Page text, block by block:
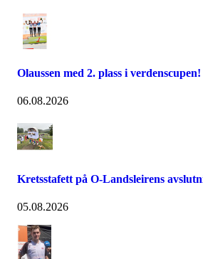
Olaussen med 2. plass i verdenscupen!
06.08.2026
Kretsstafett på O-Landsleirens
05.08.2026